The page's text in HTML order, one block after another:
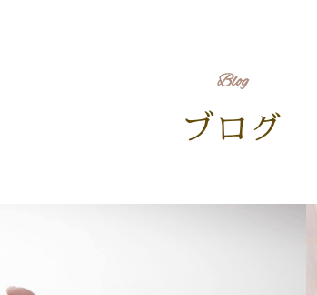
Blog
ブログ